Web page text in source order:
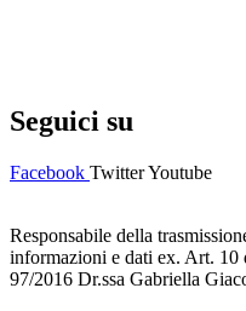
Seguici su
Facebook TwitterYoutube
Responsabile della
informazioni e dati ex. Art. 10
97/2016 Dr.ssa Gabriella